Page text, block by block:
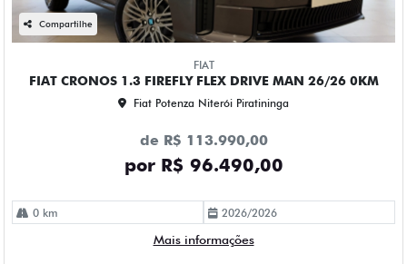
Compartilhe
FIAT
FIAT CRONOS 1.3 FIREFLY FLEX DRIVE MAN 26/26 0KM
Fiat Potenza Niterói Piratininga
de R$ 113.990,00
por R$ 96.490,00
0 km 2026/2026
Mais informações